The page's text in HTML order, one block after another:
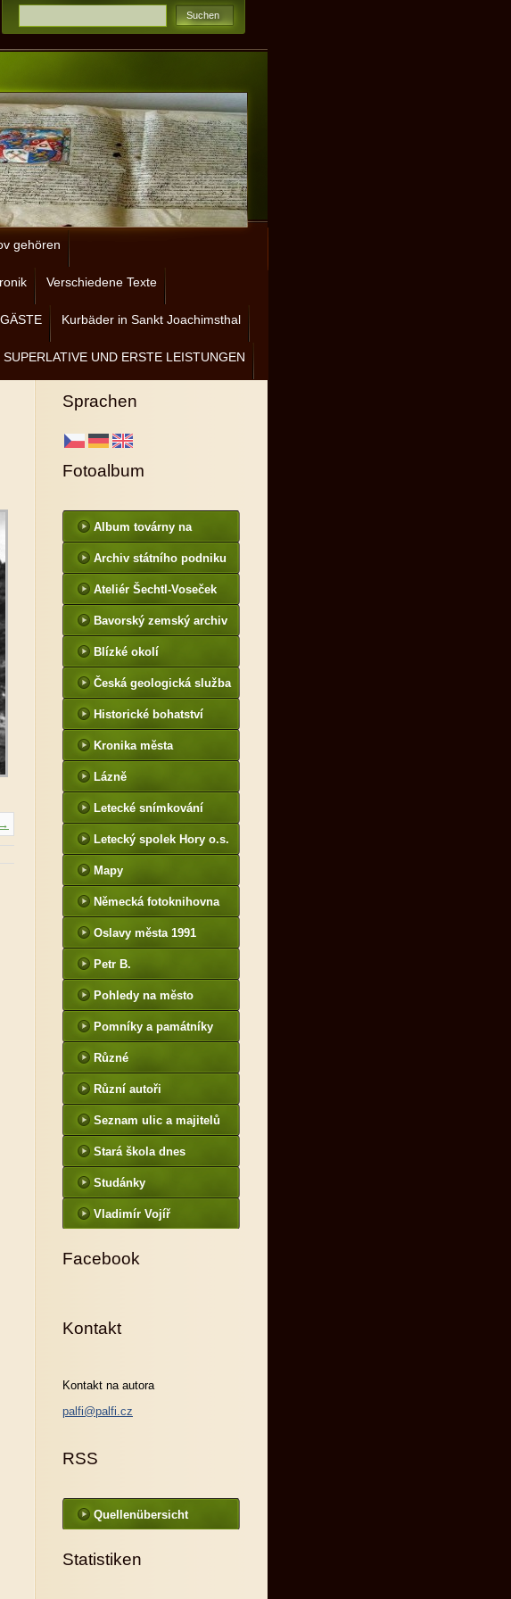
gehören
Verschiedene Texte
Kurbäder in Sankt Joachimsthal
UND ERSTE LEISTUNGEN
Sprachen
Fotoalbum
Album továrny na
Archiv státního podniku
Ateliér Šechtl-Voseček
Bavorský zemský archiv
http://www.gda.bayern.de
Blízké okolí
Česká geologická služba
Historické bohatství
Kronika města
http://www.portafontium.
Lázně
Letecké snímkování
Letecký spolek Hory o.s.
Mapy
Německá fotoknihovna
http://www.deutschefotot
hek.de
Oslavy města 1991
Petr B.
(PB14.zonerama.com,
takatiky.rajce.idnes.cz)
Pohledy na město
Pomníky a památníky
Různé
Různí autoři
Seznam ulic a majitelů
Stará škola dnes
Studánky
Vladimír Vojíř
Facebook
Kontakt
Kontakt na autora
palfi@palfi.cz
RSS
Quellenübersicht
Statistiken